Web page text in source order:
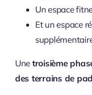
Un espace
Et un espace
Unetroisième
des terrains de